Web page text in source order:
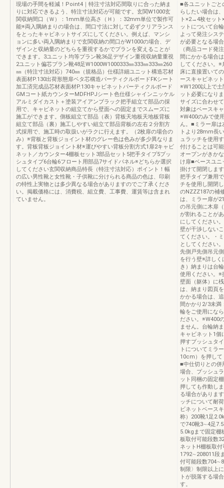
現場の手間を軽減！Point4｜特注寸法対応間取りに合った納ま
りに対応できるよう、特注寸法対応が可能です。玄関W1000玄
関収納間口（Ｗ）：1mm単位高さ（Ｈ）：32mm単位で製作可
能※両入隅納まりの場合は、間口寸法に対して必ずクリアランス
をとったキャビネットサイズにしてください。例えば、マンシ
ョンに多い両入隅納まりで玄関収納の間口がW1000の場合、デ
ザインと収納量のどちらを重視するかでプランを変えることが
できます。3ユニット均等プラン靴36足デザイン重視収納量重視
2ユニット偏芯プラン靴48足W1000W1000333㎜333㎜333㎜260
㎜（特注寸法対応）740㎜（規格品）仕様詳細ユニット構造芯材
表面材P.130出荷形態扉ベタ芯構造パーティクルボードFKシート
加工済完成品芯材表面材P.130キャビネットパーティクルボード
GMコート紙カウンターMDFHPJシート色仕様シャインニッケル
アルミダイカスト＋塗装アイアンブラック把手組立て部品の採
用で、キャビネットの組立てから壁面への固定までスムーズに
施工ができます。側板組立て部品（表）背板天地板天地板背板
組立て部品（裏）施工しやすい組立て部品背板の左右２分割方
式採用で、施工時の取扱いがラクに行えます。（2枚扉の場合の
み）※背板と背板ジョイント材のグレー色は色みが多少異なりま
す。背板背板ジョイント材※運びやすい背板分割方式1扉2キャビ
ネット／カウンター4棚板セット3部品セット5把手タイプ5プッ
シュタイプ6台輪6フロート用部品7サイドパネル※どちらか選択
してください玄関収納商品特長（特注寸法対応）ポイント！幅
の広い男性靴と女性靴・子供靴に分けられる商品の色は、印刷
の特性上実物とは多少異なる場合がありますのでご了承くださ
い。掲載価格には、消費税、組立費、工事費、運賃等は含まれ
ていません。
■各ユニットごと
らしたい場合は
ト×2→4枚セット
ットについて台
よって発注シス
が必要となる場
（商品コード発
間にかかる場合
してください。
床に直接置いて
ースキャビネッ
※W1200以上で
ット必要になり
サイズに合わせ
対象はベースキ
※W400のみで使
ん。■ミラー扉
トより28mm長
ュラッチを使用
付けることは可
オープンがきか
け扉■ベースユニ
掛けて開閉しま
把手タイプ兼用
チを使用し開閉
のNZZZ187の補
は、ミラー扉が
の吊元側に木扉
が割れることが
にしてください
壁が干渉しない
てください。・
としてください
先側戸先側吊元
を行う壁※詳し
き）納まりは台
使用ください。※
壁面（躯体）に
は、納まり図頁
かかる場合は、
間かかり2/3未満
輪をご使用にな
ださい。※W400
ません。台輪納
キャビネット1個
押すプッシュタ
トについてミラ
10cm）を押し
■中仕切りとの併
場合、プッシュ
ット同梱の固定
押しても作動し
る場合がありま
ッチについて耐
ビネットベース
称）200靴1足
で740靴3∼4足
5.0kgまで固定棚
板取付可能段数
ネットH棚板取
1792∼208011段
付可能段数
制限〉制限以上
トが脱落する場
す。